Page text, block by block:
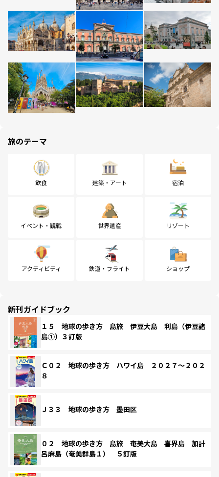
旅のテーマ
飲食 建築・アート 宿泊
イベント・観戦 世界遺産 リゾート
アクティビティ 鉄道・フライト ショップ
新刊ガイドブック
１５ 地球の歩き方 島旅 伊豆大島 利島（伊豆諸
島①）３訂版
Ｃ０２ 地球の歩き方 ハワイ島 ２０２７～２０２
８
Ｊ３３ 地球の歩き方 墨田区
０２ 地球の歩き方 島旅 奄美大島 喜界島 加計
呂麻島（奄美群島１） ５訂版